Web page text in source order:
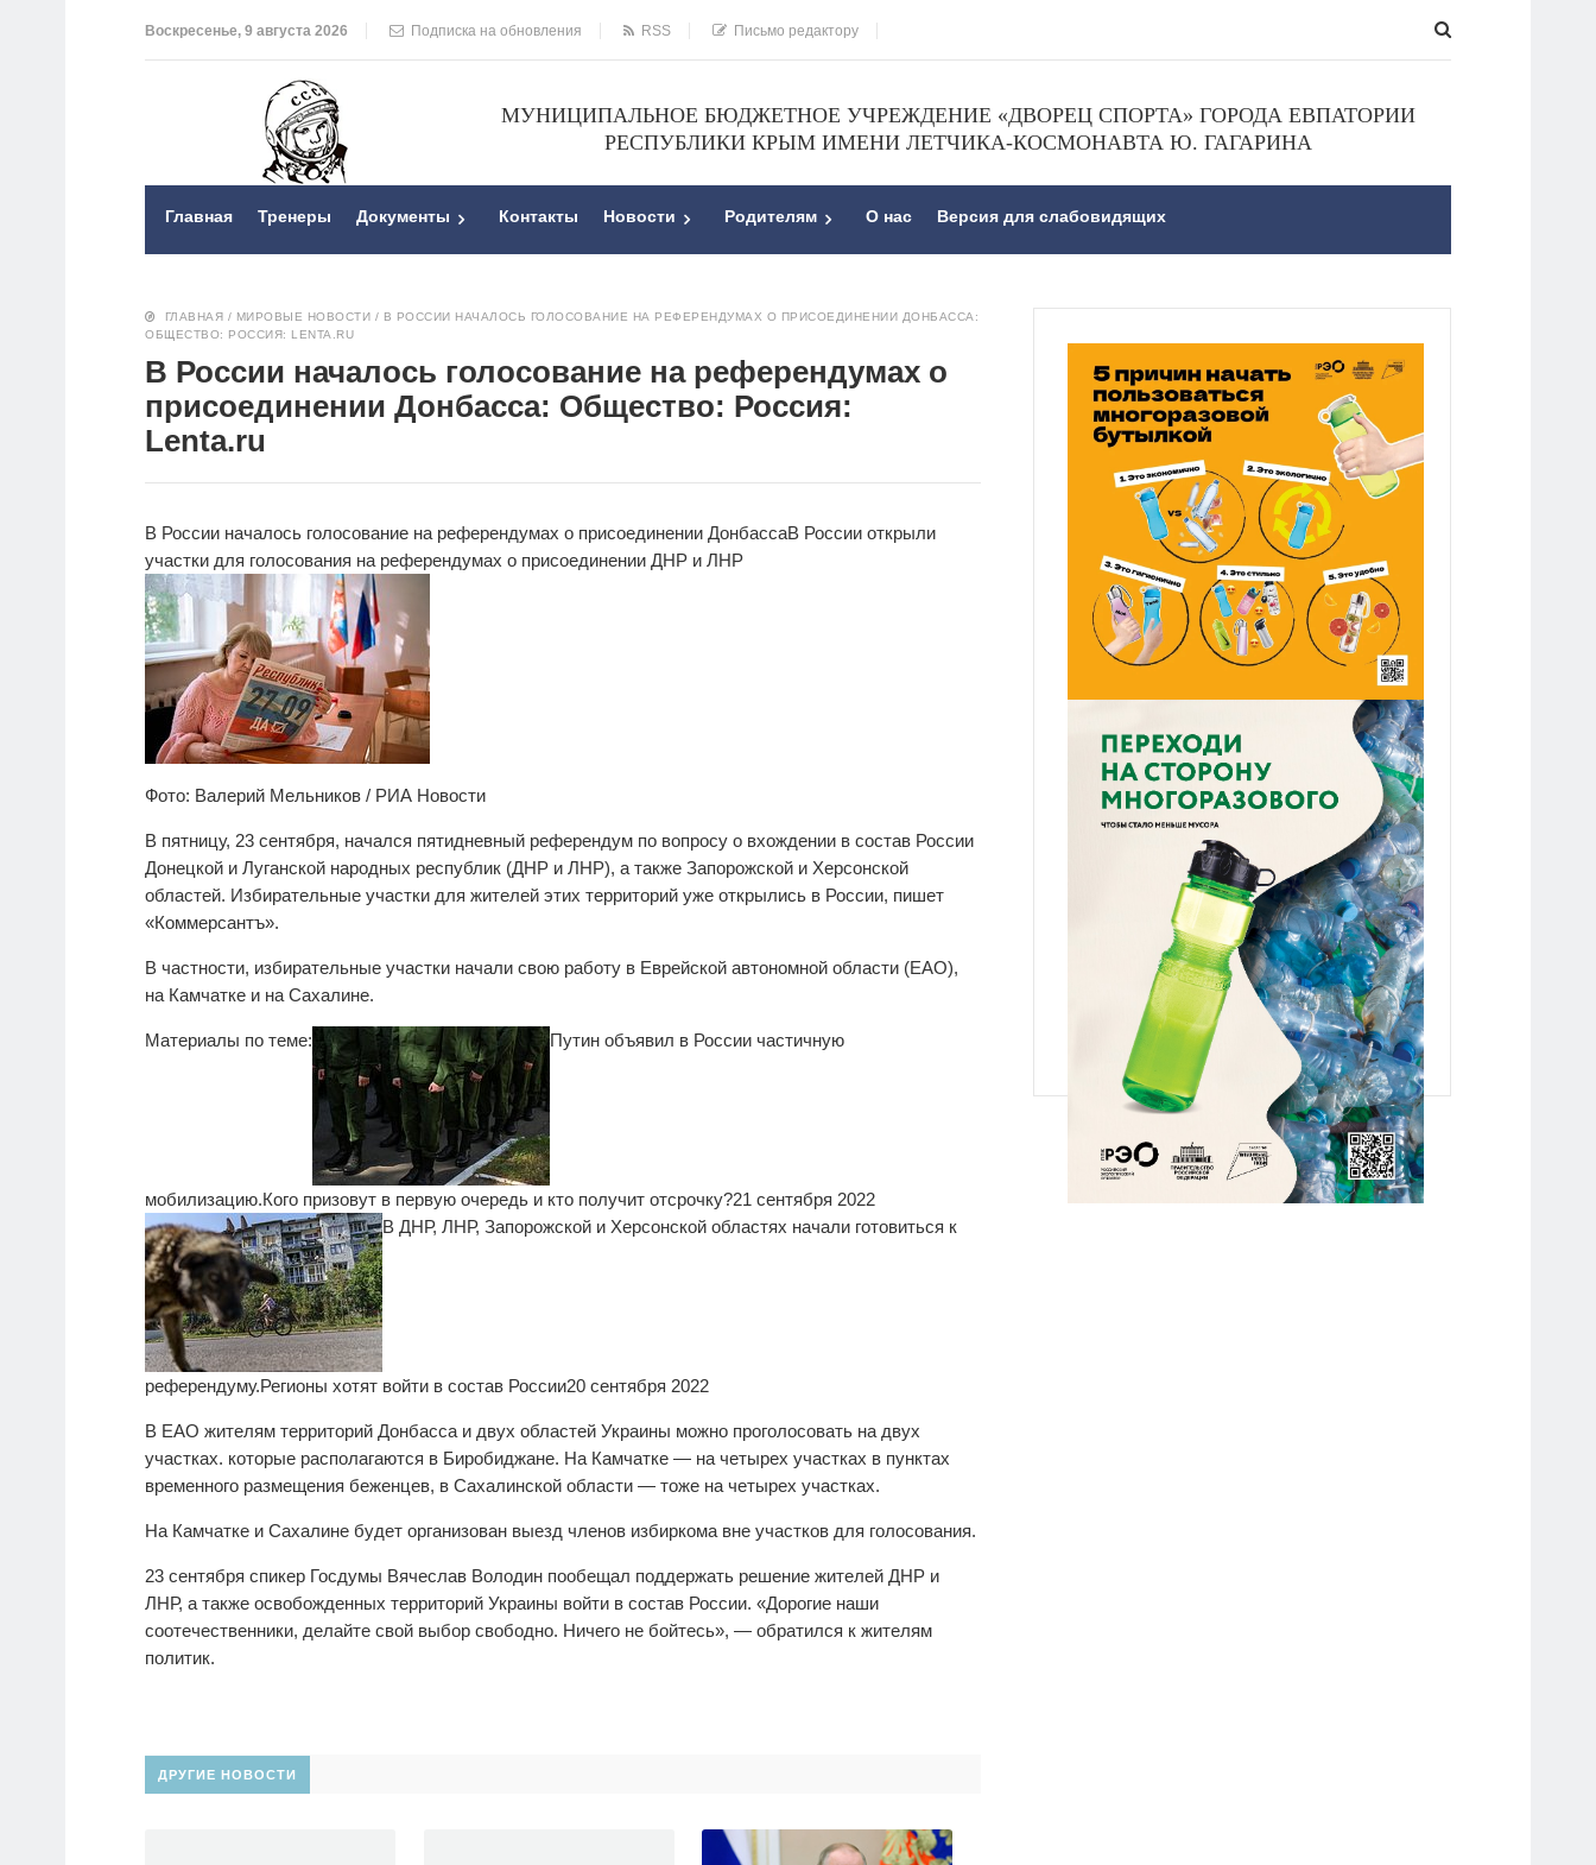
Воскресенье, 9 августа 2026 Подписка на обновления RSS Письмо редактору
МУНИЦИПАЛЬНОЕ БЮДЖЕТНОЕ УЧРЕЖДЕНИЕ «ДВОРЕЦ СПОРТА» ГОРОДА ЕВПАТОРИИ
РЕСПУБЛИКИ КРЫМ ИМЕНИ ЛЕТЧИКА-КОСМОНАВТА Ю. ГАГАРИНА
Главная Тренеры Документы Контакты Новости Родителям О нас Версия для слабовидящих
ГЛАВНАЯ / МИРОВЫЕ НОВОСТИ / В РОССИИ НАЧАЛОСЬ ГОЛОСОВАНИЕ НА РЕФЕРЕНДУМАХ О ПРИСОЕДИНЕНИИ ДОНБАССА:
ОБЩЕСТВО: РОССИЯ: LENTA.RU
В России началось голосование на референдумах о
присоединении Донбасса: Общество: Россия:
Lenta.ru
В России началось голосование на референдумах о присоединении ДонбассаВ России открыли
участки для голосования на референдумах о присоединении ДНР и ЛНР
Фото: Валерий Мельников / РИА Новости
В пятницу, 23 сентября, начался пятидневный референдум по вопросу о вхождении в состав России
Донецкой и Луганской народных республик (ДНР и ЛНР), а также Запорожской и Херсонской
областей. Избирательные участки для жителей этих территорий уже открылись в России, пишет
«Коммерсантъ».
В частности, избирательные участки начали свою работу в Еврейской автономной области (ЕАО),
на Камчатке и на Сахалине.
Материалы по теме: Путин объявил в России частичную
мобилизацию.Кого призовут в первую очередь и кто получит отсрочку?21 сентября 2022
В ДНР, ЛНР, Запорожской и Херсонской областях начали готовиться к
референдуму.Регионы хотят войти в состав России20 сентября 2022
В ЕАО жителям территорий Донбасса и двух областей Украины можно проголосовать на двух
участках. которые располагаются в Биробиджане. На Камчатке — на четырех участках в пунктах
временного размещения беженцев, в Сахалинской области — тоже на четырех участках.
На Камчатке и Сахалине будет организован выезд членов избиркома вне участков для голосования.
23 сентября спикер Госдумы Вячеслав Володин пообещал поддержать решение жителей ДНР и
ЛНР, а также освобожденных территорий Украины войти в состав России. «Дорогие наши
соотечественники, делайте свой выбор свободно. Ничего не бойтесь», — обратился к жителям
политик.
ДРУГИЕ НОВОСТИ